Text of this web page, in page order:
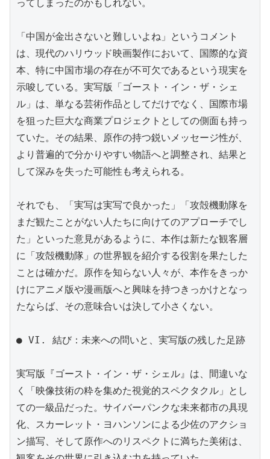
ってしまったのかもしれない。
「中国が金出さないと難しいよね」というコメント
は、現代のハリウッド映画製作において、国際的な資
本、特に中国市場の存在が不可欠であるという現実を
示唆している。実写版「ゴースト・イン・ザ・シェ
ル」は、単なる芸術作品としてだけでなく、国際市場
を狙った巨大な商業プロジェクトとしての側面も持っ
ていた。その結果、原作の持つ鋭いメッセージ性が、
より普遍的で分かりやすい物語へと調整され、結果と
して深みを失った可能性も考えられる。
それでも、「実写は実写で良かった」「攻殻機動隊を
まだ観たことがない人たちに向けてのアプローチでし
た」といった意見があるように、本作は新たな観客層
に「攻殻機動隊」の世界観を紹介する役割を果たした
ことは確かだ。原作を知らない人々が、本作をきっか
けにアニメ版や漫画版へと興味を持つきっかけとなっ
たならば、その意味合いは決して小さくない。
● VI. 結び：未来への問いと、実写版の残した足跡
実写版『ゴースト・イン・ザ・シェル』は、間違いな
く「映像技術の粋を集めた視覚的スペクタクル」とし
ての一級品だった。サイバーパンクな未来都市の具現
化、スカーレット・ヨハンソンによる少佐のアクショ
ン描写、そして原作へのリスペクトに満ちた美術は、